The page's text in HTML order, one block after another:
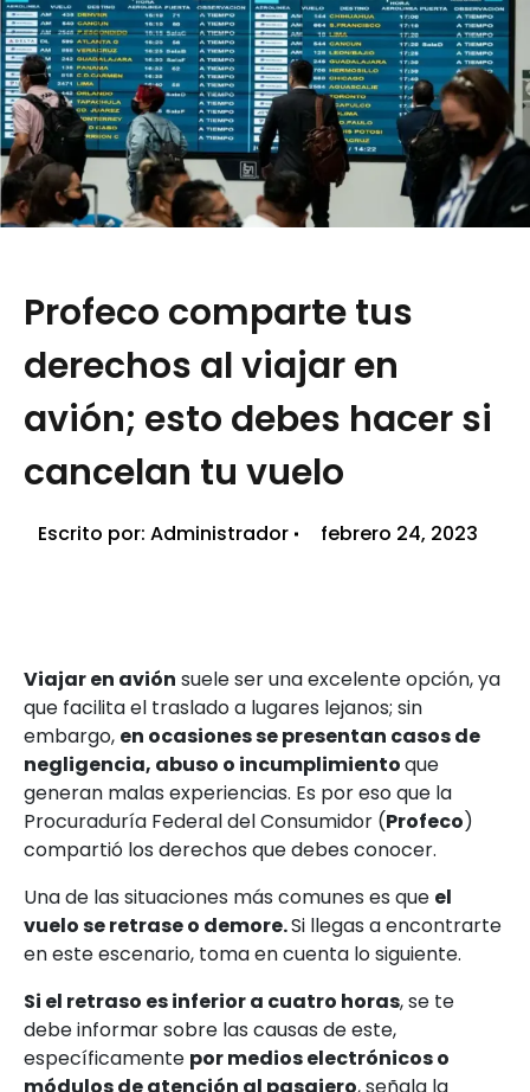
Profeco comparte tus
derechos al viajar en
avión; esto debes hacer si
cancelan tu vuelo
Escrito por: Administrador febrero 24, 2023
Viajar en avión suele ser una excelente opción, ya
que facilita el traslado a lugares lejanos; sin
embargo, en ocasiones se presentan casos de
negligencia, abuso o incumplimientoque
generan malas experiencias. Es por eso que la
Procuraduría Federal del Consumidor (Profeco)
compartió los derechos que debes conocer.
Una de las situaciones más comunes es que el
vuelo se retrase o demore.Si llegas a encontrarte
en este escenario, toma en cuenta lo siguiente.
Si el retraso es inferior a cuatro horas, se te
debe informar sobre las causas de este,
específicamente por medios electrónicos o